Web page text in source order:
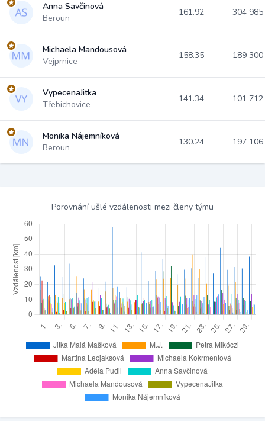
Anna Savčinová
Beroun
161.92 304
Michaela Mandousová
Vejprnice
158.35 189
VypecenaJitka
Třebichovice
141.34 101
Monika Nájemníková
Beroun
130.24 197
Porovnání ušlé vzdálenosti mezi členy týmu